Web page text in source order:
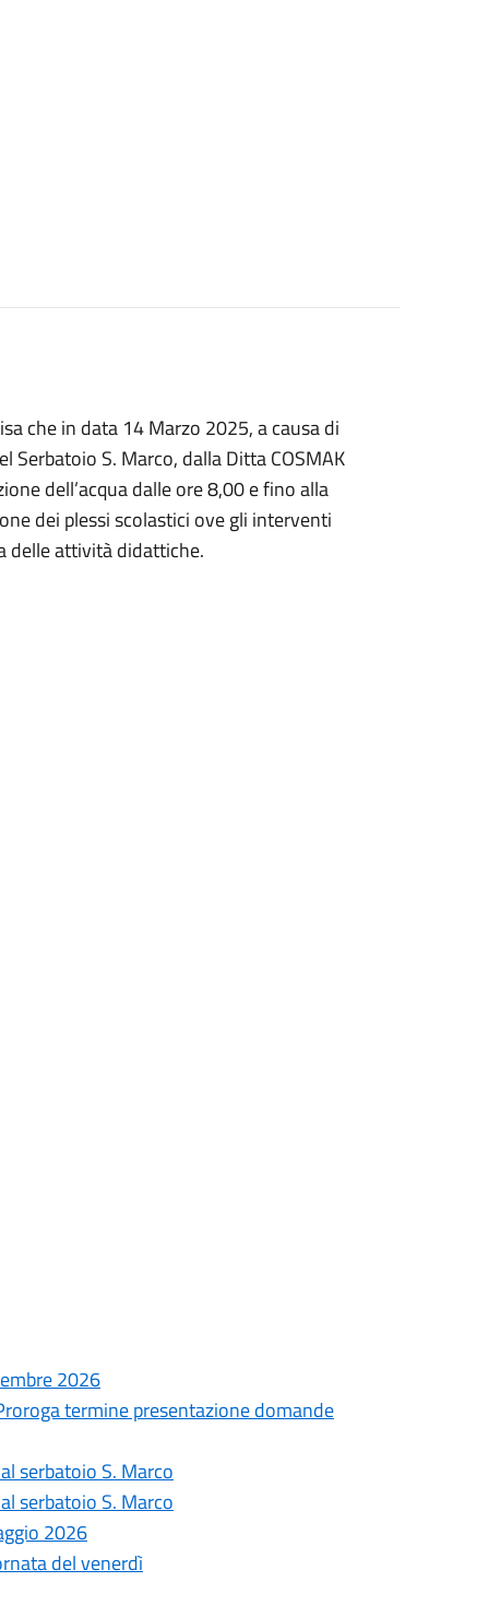
che in data 14 Marzo 2025, a causa di
S. Marco, dalla Ditta COSMAK
dell’acqua dalle ore 8,00 e fino alla
dei plessi scolastici ove gli interventi
delle attività didattiche.
2026
termine presentazione domande
serbatoio S. Marco
serbatoio S. Marco
2026
del venerdì